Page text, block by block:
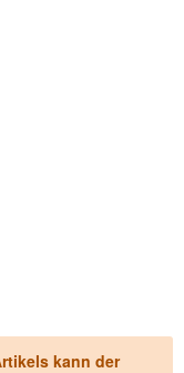
kann der